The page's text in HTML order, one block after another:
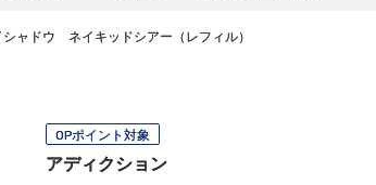
ドウ ネイキッドシアー（レフィル）
OPポイント対象
アディクション